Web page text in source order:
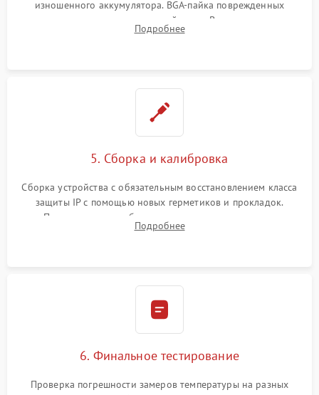
изношенного аккумулятора. BGA-пайка поврежденных
контроллеров на материнской плате. Восстановление
разъемов и кнопок, замена поврежденных элементов
Подробнее
5. Сборка и калибровка
Сборка устройства с обязательным восстановлением класса
защиты IP с помощью новых герметиков и прокладок.
Программная калибровка матрицы по эталонному
абсолютно черному телу для точного измерения температур.
Подробнее
6. Финальное тестирование
Проверка погрешности замеров температуры на разных